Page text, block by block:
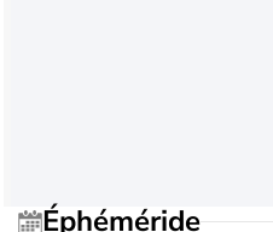
Éphéméride